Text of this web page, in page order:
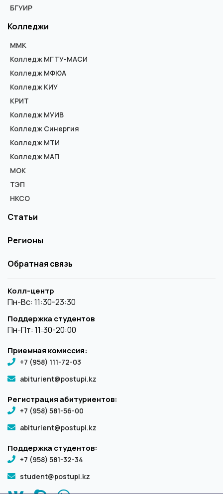
БГУИР
Колледжи
ММК
Колледж МГТУ-МАСИ
Колледж МФЮА
Колледж КИУ
КРИТ
Колледж МУИВ
Колледж Синергия
Колледж МТИ
Колледж МАП
МОК
ТЭП
НКСО
Статьи
Регионы
Обратная связь
Колл-центр
Пн-Вс: 11:30-23:30
Поддержка студентов
Пн-Пт: 11:30-20:00
Приемная комиссия:
+7 (958) 111-72-03
abiturient@postupi.kz
Регистрация абитуриентов:
+7 (958) 581-56-00
abiturient@postupi.kz
Поддержка студентов:
+7 (958) 581-32-34
student@postupi.kz